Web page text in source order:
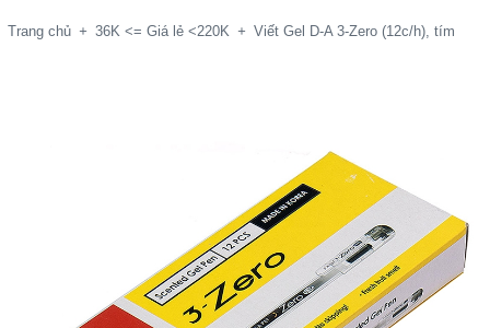
Trang chủ + 36K <= Giá lẻ <220K + Viết Gel D-A 3-Zero (12c/h), tím